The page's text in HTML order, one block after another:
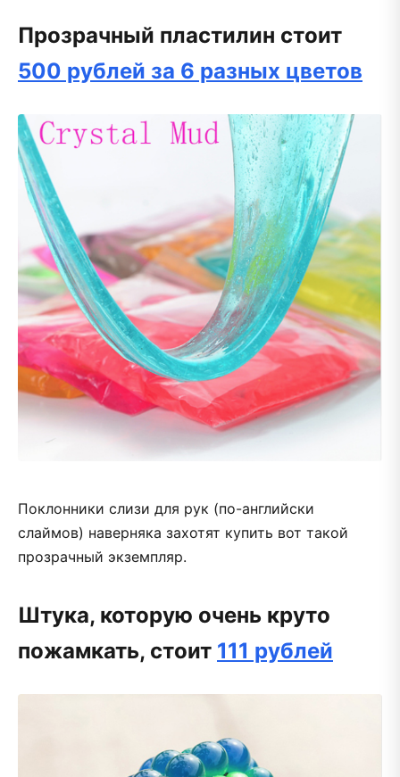
Прозрачный пластилин стоит
500 рублей за 6 разных цветов
Поклонники слизи для рук (по-английски
слаймов) наверняка захотят купить вот такой
прозрачный экземпляр.
Штука, которую очень круто
пожамкать, стоит 111 рублей